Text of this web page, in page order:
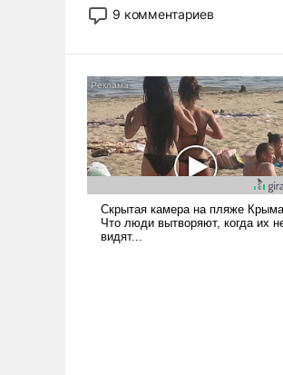
постепенно вытесняя и
отменяя традиционное
ударами судьбы, брать на себя
ответственность, помогать
слабым, идти вперед и
адаптироваться.
9 комментариев